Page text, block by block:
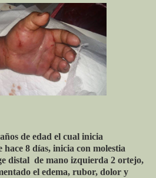
de edad el cual inicia
hace 8 días, inicia con molestia
distal de mano izquierda 2 ortejo,
el edema, rubor, dolor y